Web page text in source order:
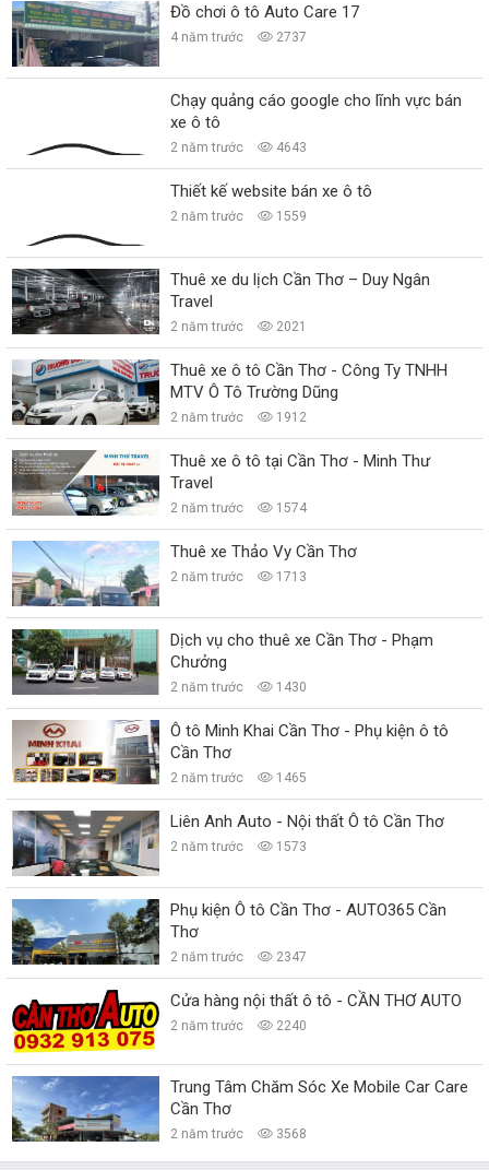
Đồ chơi ô tô Auto Care 17
4 năm trước 2737
Chạy quảng cáo google cho lĩnh vực bán
xe ô tô
2 năm trước 4643
Thiết kế website bán xe ô tô
2 năm trước 1559
Thuê xe du lịch Cần Thơ – Duy Ngân
Travel
2 năm trước 2021
Thuê xe ô tô Cần Thơ - Công Ty TNHH
MTV Ô Tô Trường Dũng
2 năm trước 1912
Thuê xe ô tô tại Cần Thơ - Minh Thư
Travel
2 năm trước 1574
Thuê xe Thảo Vy Cần Thơ
2 năm trước 1713
Dịch vụ cho thuê xe Cần Thơ - Phạm
Chưởng
2 năm trước 1430
Ô tô Minh Khai Cần Thơ - Phụ kiện ô tô
Cần Thơ
2 năm trước 1465
Liên Anh Auto - Nội thất Ô tô Cần Thơ
2 năm trước 1573
Phụ kiện Ô tô Cần Thơ - AUTO365 Cần
Thơ
2 năm trước 2347
Cửa hàng nội thất ô tô - CẦN THƠ AUTO
2 năm trước 2240
Trung Tâm Chăm Sóc Xe Mobile Car Care
Cần Thơ
2 năm trước 3568